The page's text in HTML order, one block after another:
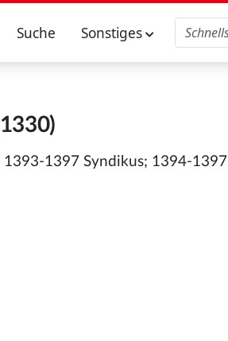
Suche Sonstiges
1397 Syndikus; 1394-1397